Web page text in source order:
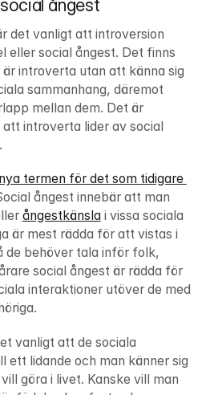
ångest
det vanligt att introversion
eller social ångest. Det finns
introverta utan att känna sig
sammanhang, däremot
mellan dem. Det är
introverta lider av social
termen för det som tidigare
ångest innebär att man
ångestkänsla i vissa sociala
är mest rädda för att vistas i
de behöver tala inför folk,
social ångest är rädda för
interaktioner utöver de med
vanligt att de sociala
ett lidande och man känner sig
göra i livet. Kanske vill man